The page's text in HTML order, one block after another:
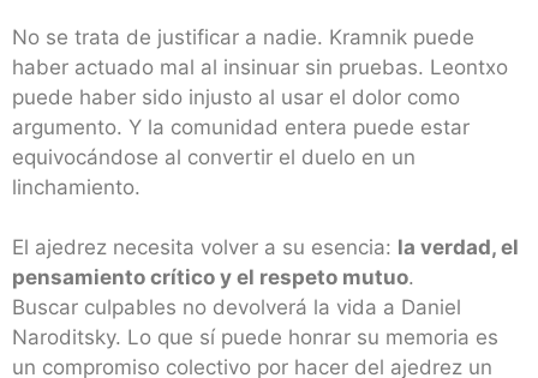
No se trata de justificar a nadie. Kramnik puede
haber actuado mal al insinuar sin pruebas. Leontxo
puede haber sido injusto al usar el dolor como
argumento. Y la comunidad entera puede estar
equivocándose al convertir el duelo en un
linchamiento.
El ajedrez necesita volver a su esencia: la verdad, el
pensamiento crítico y el respeto mutuo.
Buscar culpables no devolverá la vida a Daniel
Naroditsky. Lo que sí puede honrar su memoria es
un compromiso colectivo por hacer del ajedrez un